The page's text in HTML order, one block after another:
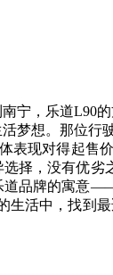
宁，乐道L90
梦想。 那位行
表现对得起售
择，没有优劣
道品牌的寓意
生活中，找到